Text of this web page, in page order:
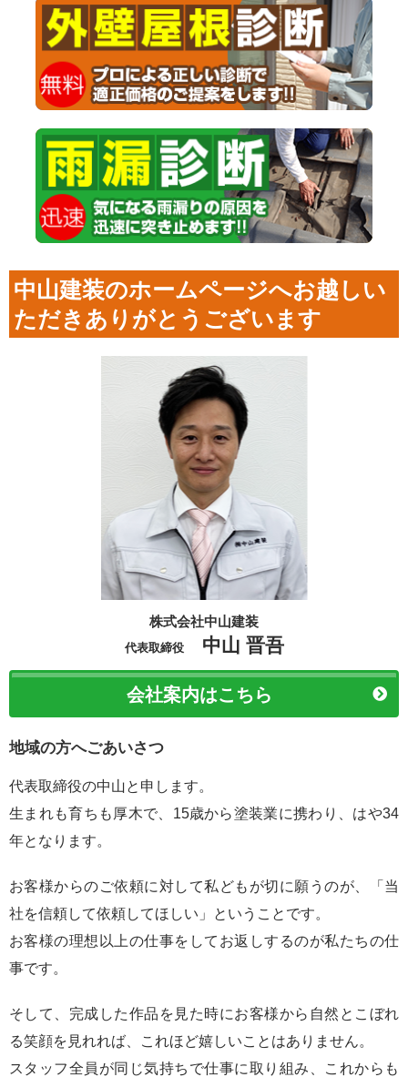
中山建装のホームページへお越しい
ただきありがとうございます
株式会社中山建装
代表取締役 中山 晋吾
会社案内はこちら
地域の方へごあいさつ
代表取締役の中山と申します。
生まれも育ちも厚木で、15歳から塗装業に携わり、はや34
年となります。
お客様からのご依頼に対して私どもが切に願うのが、「当
社を信頼して依頼してほしい」ということです。
お客様の理想以上の仕事をしてお返しするのが私たちの仕
事です。
そして、完成した作品を見た時にお客様から自然とこぼれ
る笑顔を見れれば、これほど嬉しいことはありません。
スタッフ全員が同じ気持ちで仕事に取り組み、これからも